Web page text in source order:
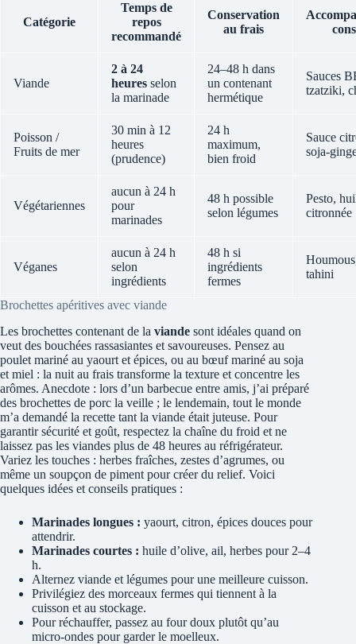
Catégorie
Temps de
repos
recommandé
Conservation
au frais
Viande
2 à 24
heures selon
la marinade
24–48 h dans
un contenant
hermétique
Sauces
tzatziki,
Poisson /
Fruits de mer
30 min à 12
heures
(prudence)
24 h
maximum,
bien froid
Sauce
soja-
Végétariennes
aucun à 24 h
pour
marinades
48 h possible
selon légumes
Pesto,
citronnée
Véganes
aucun à 24 h
selon
ingrédients
48 h si
ingrédients
fermes
tahini
Brochettes apéritives avec viande
Les brochettes contenant de la viande sont idéales quand on
veut des bouchées rassasiantes et savoureuses. Pensez au
poulet mariné au yaourt et épices, ou au bœuf mariné au soja
et miel : la nuit au frais transforme la texture et concentre les
arômes. Anecdote : lors d’un barbecue entre amis, j’ai préparé
des brochettes de porc la veille ; le lendemain, tout le monde
m’a demandé la recette tant la viande était juteuse. Pour
garantir sécurité et goût, respectez la chaîne du froid et ne
laissez pas les viandes plus de 48 heures au réfrigérateur.
Variez les touches : herbes fraîches, zestes d’agrumes, ou
même un soupçon de piment pour créer du relief. Voici
quelques idées et conseils pratiques :
Marinades longues : yaourt, citron, épices douces pour
attendrir.
Marinades courtes : huile d’olive, ail, herbes pour 2–4
h.
Alternez viande et légumes pour une meilleure cuisson.
Privilégiez des morceaux fermes qui tiennent à la
cuisson et au stockage.
Pour réchauffer, passez au four doux plutôt qu’au
micro-ondes pour garder le moelleux.